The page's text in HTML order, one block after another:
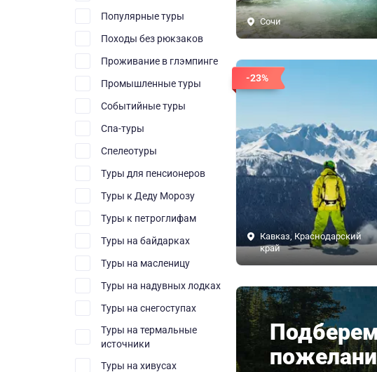
Популярные туры
Походы без рюкзаков
Проживание в глэмпинге
Промышленные туры
Событийные туры
Спа-туры
Спелеотуры
Туры для пенсионеров
Туры к Деду Морозу
Туры к петроглифам
Туры на байдарках
Туры на масленицу
Туры на надувных лодках
Туры на снегоступах
Туры на термальные
источники
Туры на хивусах
Сочи
-23%
Кавказ, Краснодарский
край